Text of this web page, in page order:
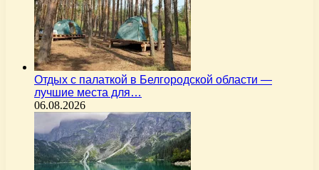
Отдых с палаткой в Белгородской области —
лучшие места для…
06.08.2026